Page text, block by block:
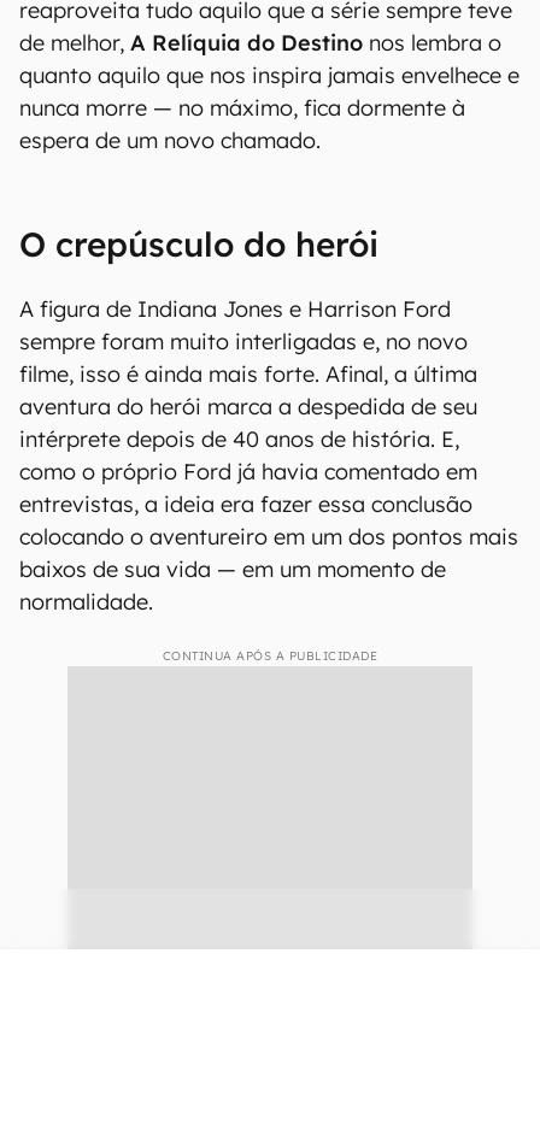
reaproveita tudo aquilo que a série sempre teve
de melhor, A Relíquia do Destino nos lembra o
quanto aquilo que nos inspira jamais envelhece e
nunca morre — no máximo, fica dormente à
espera de um novo chamado.
O crepúsculo do herói
A figura de Indiana Jones e Harrison Ford
sempre foram muito interligadas e, no novo
filme, isso é ainda mais forte. Afinal, a última
aventura do herói marca a despedida de seu
intérprete depois de 40 anos de história. E,
como o próprio Ford já havia comentado em
entrevistas, a ideia era fazer essa conclusão
colocando o aventureiro em um dos pontos mais
baixos de sua vida — em um momento de
normalidade.
CONTINUA APÓS A PUBLICIDADE